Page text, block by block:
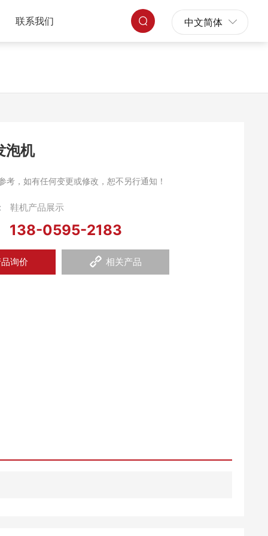
联系我们 中文简体
泡机
考，如有任何变更或修改，恕不另行通知！
鞋机产品展示
138-0595-2183
询价 相关产品